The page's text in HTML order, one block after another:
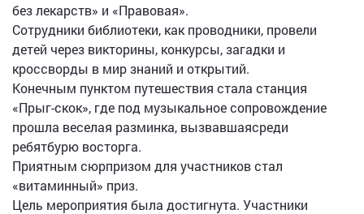
без лекарств» и «Правовая».
Сотрудники библиотеки, как проводники, провели
детей через викторины, конкурсы, загадки и
кроссворды в мир знаний и открытий.
Конечным пунктом путешествия стала станция
«Прыг-скок», где под музыкальное сопровождение
прошла веселая разминка, вызвавшаясреди
ребятбурю восторга.
Приятным сюрпризом для участников стал
«витаминный» приз.
Цель мероприятия была достигнута. Участники